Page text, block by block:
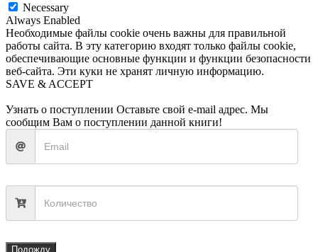
Necessary
Always Enabled
Необходимые файлы cookie очень важны для правильной
работы сайта. В эту категорию входят только файлы cookie,
обеспечивающие основные функции и функции безопасности
веб-сайта. Эти куки не хранят личную информацию.
SAVE & ACCEPT
Узнать о поступлении Оставьте свой e-mail адрес. Мы
сообщим Вам о поступлении данной книги!
Подожду